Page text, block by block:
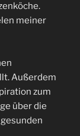
meiner
Außerdem
zum
über die